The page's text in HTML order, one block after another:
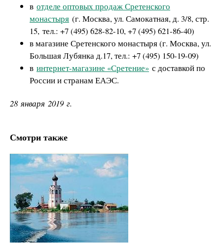
в отделе оптовых продаж Сретенского
монастыря (г. Москва, ул. Самокатная, д. 3/8, стр.
15, тел.: +7 (495) 628-82-10, +7 (495) 621-86-40)
в магазине Сретенского монастыря (г. Москва, ул.
Большая Лубянка д.17, тел.: +7 (495) 150-19-09)
в интернет-магазине «Сретение» с доставкой по
России и странам ЕАЭС.
28 января 2019 г.
Смотри также